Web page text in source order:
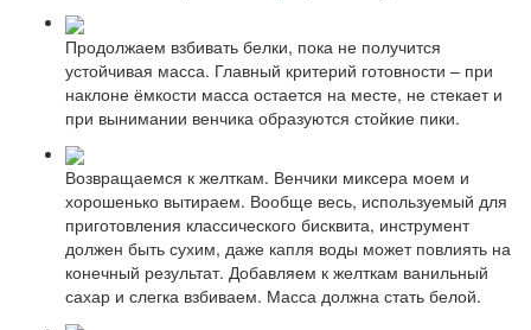
Продолжаем взбивать белки, пока не получится
устойчивая масса. Главный критерий готовности – при
наклоне ёмкости масса остается на месте, не стекает и
при вынимании венчика образуются стойкие пики.
Возвращаемся к желткам. Венчики миксера моем и
хорошенько вытираем. Вообще весь, используемый для
приготовления классического бисквита, инструмент
должен быть сухим, даже капля воды может повлиять на
конечный результат. Добавляем к желткам ванильный
сахар и слегка взбиваем. Масса должна стать белой.